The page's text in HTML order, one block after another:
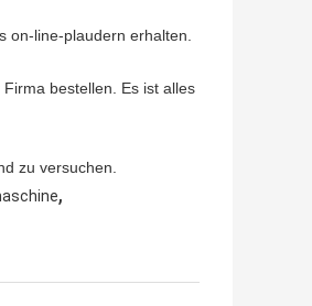
on-line-plaudern erhalten.
bestellen. Es ist alles
zu versuchen.
,